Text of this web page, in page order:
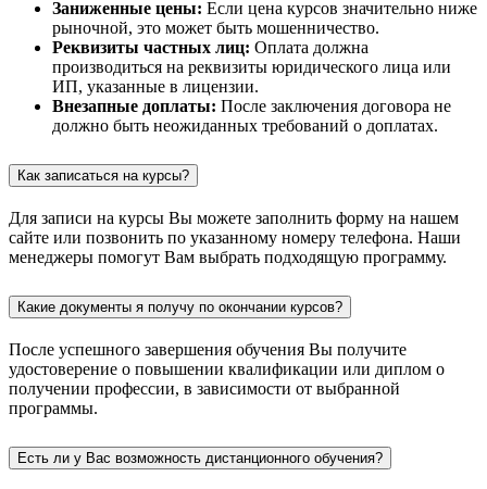
Заниженные цены: Если цена курсов значительно ниже
рыночной, это может быть мошенничество.
Реквизиты частных лиц: Оплата должна
производиться на реквизиты юридического лица или
ИП, указанные в лицензии.
Внезапные доплаты: После заключения договора не
должно быть неожиданных требований о доплатах.
Как записаться на курсы?
Для записи на курсы Вы можете заполнить форму на нашем
сайте или позвонить по указанному номеру телефона. Наши
менеджеры помогут Вам выбрать подходящую программу.
Какие документы я получу по окончании курсов?
После успешного завершения обучения Вы получите
удостоверение о повышении квалификации или диплом о
получении профессии, в зависимости от выбранной
программы.
Есть ли у Вас возможность дистанционного обучения?